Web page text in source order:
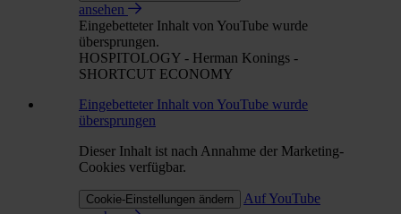
ansehen
Eingebetteter Inhalt von YouTube wurde
übersprungen.
HOSPITOLOGY - Herman Konings -
SHORTCUT ECONOMY
Eingebetteter Inhalt von YouTube wurde
übersprungen
Dieser Inhalt ist nach Annahme der Marketing-
Cookies verfügbar.
Cookie-Einstellungen ändern
Auf YouTube